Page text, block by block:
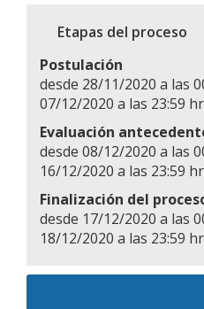
Etapas del proceso
Postulación
desde 28/11/2020 a las
07/12/2020 a las 23:59
Evaluación
desde 08/12/2020 a las
16/12/2020 a las 23:59
Finalización del
desde 17/12/2020 a las
18/12/2020 a las 23:59